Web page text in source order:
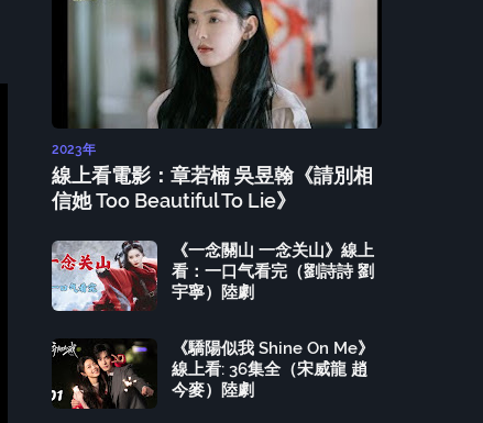
2023年
線上看電影：章若楠 吳昱翰《請別相
信她 Too Beautiful To Lie》
《一念關山 一念关山》線上
看：一口气看完（劉詩詩 劉
宇寧）陸劇
《驕陽似我 Shine On Me》
線上看: 36集全（宋威龍 趙
今麥）陸劇